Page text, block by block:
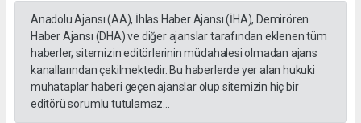
Anadolu Ajansı (AA), İhlas Haber Ajansı (İHA), Demirören
Haber Ajansı (DHA) ve diğer ajanslar tarafından eklenen tüm
haberler, sitemizin editörlerinin müdahalesi olmadan ajans
kanallarından çekilmektedir. Bu haberlerde yer alan hukuki
muhataplar haberi geçen ajanslar olup sitemizin hiç bir
editörü sorumlu tutulamaz...